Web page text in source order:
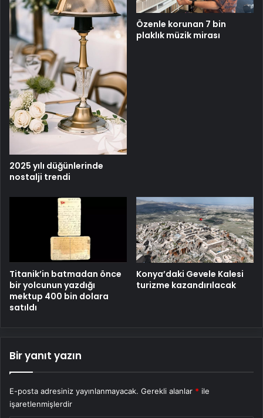
2025 yılı düğünlerinde
nostalji trendi
Özenle korunan 7 bin
plaklık müzik mirası
Titanik’in batmadan önce
bir yolcunun yazdığı
mektup 400 bin dolara
satıldı
Konya’daki Gevele Kalesi
turizme kazandırılacak
Bir yanıt yazın
E-posta adresiniz yayınlanmayacak. Gerekli alanlar * ile
işaretlenmişlerdir